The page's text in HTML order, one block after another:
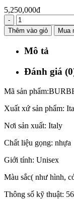
5,250,000đ
-
Thêm vào giỏ
Mua
Mô tả
Đánh giá
Mã sản
Xuất xứ sản phẩm:
Nơi sản xuất: Italy
Chất liệu gọng: nhựa
Giới tính: Unisex
Màu sắc( như hình,
Thông số kỹ thuật: 56